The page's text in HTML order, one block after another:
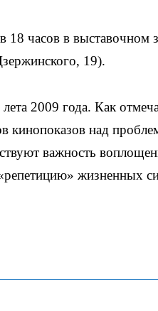
часов в выставочном
19).
2009 года. Как
кинопоказов над
важность
жизненных